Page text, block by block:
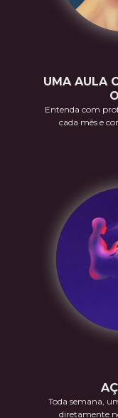
UMA AULA
Entenda com
cada mês e
Toda semana,
diretamente